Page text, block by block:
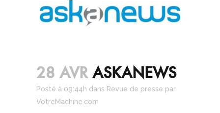
28 AVRASKANEWS
Posté à 09:44h dans Revue de presse par
VotreMachine.com